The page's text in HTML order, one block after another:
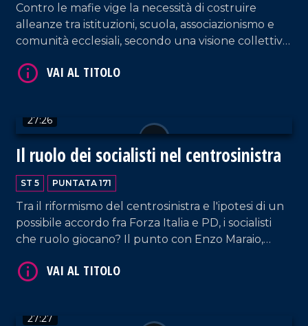
Contro le mafie vige la necessità di costruire
alleanze tra istituzioni, scuola, associazionismo e
comunità ecclesiali, secondo una visione collettiva
del dibattito Mons. Francesco Savino, vescovo
il Mezzogiorno. In studio, insieme a Pier Paolo
Cambareri, il prof. Giancarlo Costabile.
27:26
Il ruolo dei socialisti nel centrosinistra
ST 5 PUNTATA 171
Tra il riformismo del centrosinistra e l'ipotesi di un
possibile accordo fra Forza Italia e PD, i socialisti
che ruolo giocano? Il punto con Enzo Maraio,
segretario regionale del Partito Socialista Italiano.
27:27
VAI AL TITOLO
VAI AL TITOLO